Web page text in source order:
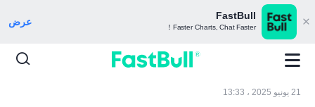
FastBull
Faster Charts, Chat Faster！ عرض
21 يونيو 2025 ، 13:33